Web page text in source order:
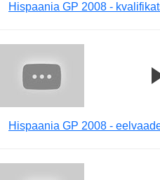
Hispaania GP 2008 -
Hispaania GP 2008 -